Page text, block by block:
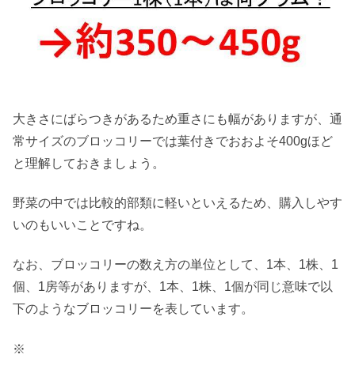
大きさにばらつきがあるため重さにも幅がありますが、通
常サイズのブロッコリーでは葉付きでおおよそ400gほど
と理解しておきましょう。
野菜の中では比較的部類に軽いといえるため、購入しやす
いのもいいことですね。
なお、ブロッコリーの数え方の単位として、1本、1株、1
個、1房等がありますが、1本、1株、1個が同じ意味で以
下のようなブロッコリーを表しています。
※